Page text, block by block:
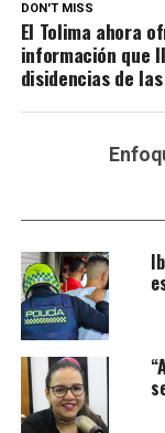
DON'T MISS
El Tolima ahora
información que
disidencias de las